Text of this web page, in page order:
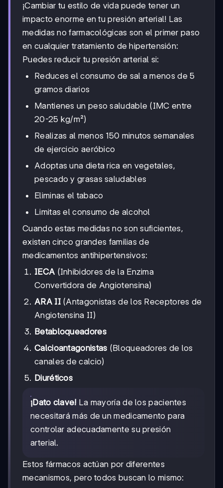
¡Cambiar tu estilo de vida puede tener un
impacto enorme en tu presión arterial! Las
medidas no farmacológicas son el primer paso
en cualquier tratamiento de hipertensión:
Puedes reducir tu presión arterial si:
Reduces el consumo de sal a menos de 5
gramos diarios
Mantienes un peso saludable (IMC entre
20-25 kg/m²)
Realizas al menos 150 minutos semanales
de ejercicio aeróbico
Adoptas una dieta rica en vegetales,
pescado y grasas saludables
Eliminas el tabaco
Limitas el consumo de alcohol
Cuando estas medidas no son suficientes,
existen cinco grandes familias de
medicamentos antihipertensivos:
IECA (Inhibidores de la Enzima
Convertidora de Angiotensina)
ARA II(Antagonistas de los Receptores de
Angiotensina II)
Betabloqueadores
Calcioantagonistas (Bloqueadores de los
canales de calcio)
Diuréticos
¡Dato clave! La mayoría de los pacientes
necesitará más de un medicamento para
controlar adecuadamente su presión
arterial.
Estos fármacos actúan por diferentes
mecanismos, pero todos buscan lo mismo: